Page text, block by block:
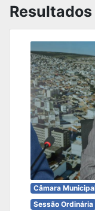
Câmara
Sessão Ordinária